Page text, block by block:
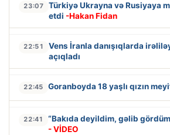
23:07
Türkiyə Ukrayna və Rusiyaya
etdi -Hakan Fidan
22:51
Vens İranla danışıqlarda
açıqladı
22:45 Goranboyda 18 yaşlı qızın
22:41
“Bakıda deyildim, gəlib
- VİDEO